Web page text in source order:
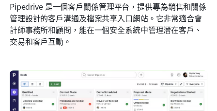
Pipedrive 是一個客戶關係管理平台，提供專為銷售和關係
管理設計的客戶溝通及檔案共享入口網站。它非常適合會
計師事務所和顧問，能在一個安全系統中管理潛在客戶、
交易和客戶互動。